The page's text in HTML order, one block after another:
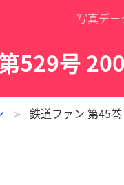
写真デー
529号
鉄道ファン 第45